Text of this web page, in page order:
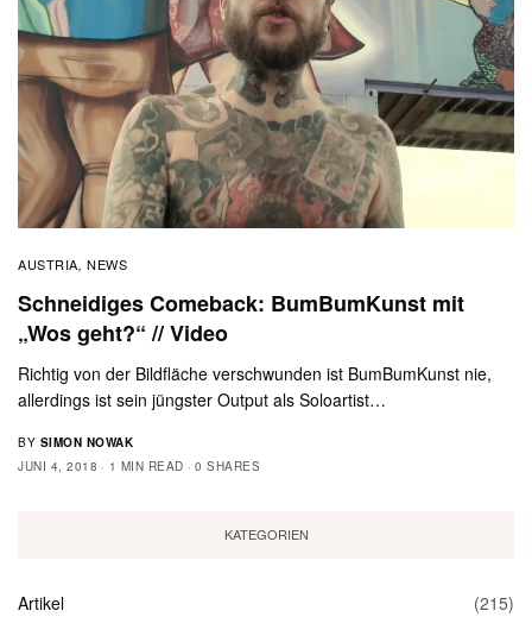
AUSTRIA, NEWS
Schneidiges Comeback: BumBumKunst mit
„Wos geht?“ // Video
Richtig von der Bildfläche verschwunden ist BumBumKunst nie,
allerdings ist sein jüngster Output als Soloartist…
BY SIMON NOWAK
JUNI 4, 2018
1 MIN READ 0 SHARES
KATEGORIEN
Artikel
(215)